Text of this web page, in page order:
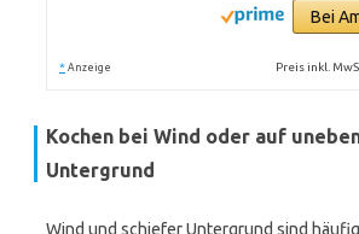
Bei
* Anzeige Preis inkl.
Kochen bei Wind oder auf
Untergrund
Wind und schiefer Untergrund sind